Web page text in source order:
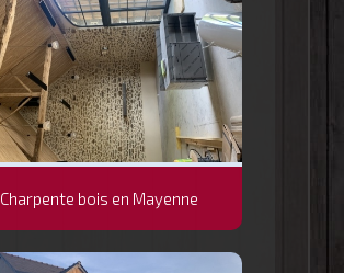
Charpente bois en Mayenne